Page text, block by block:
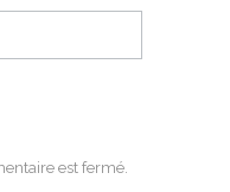
est fermé.